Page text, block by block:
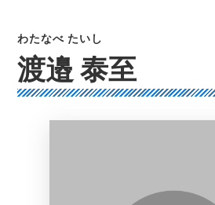
渡邉 泰至